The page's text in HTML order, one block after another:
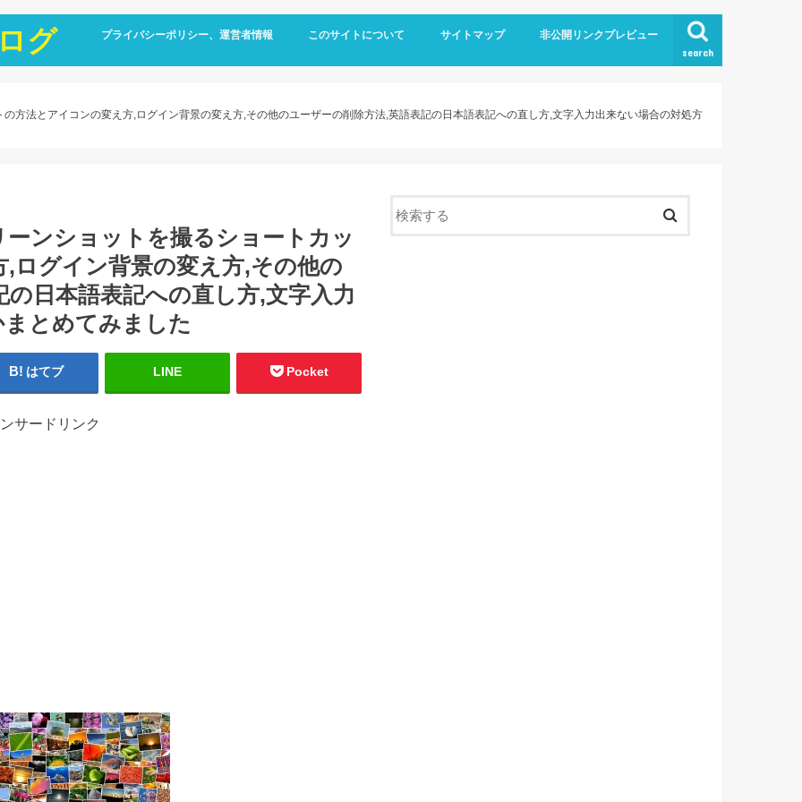
グ search
プライバシーポリシー、運営者情報 このサイトについて サイトマップ 非公開リンクプレビュー
方法とアイコンの変え方,ログイン背景の変え方,その他のユーザーの削除方法,英語表記の日本語表記への直し方,文字入力出来ない場合の対処方
ンショットを撮るショートカッ
ログイン背景の変え方,その他の
日本語表記への直し方,文字入力
とめてみました
はてブ LINE Pocket
サードリンク